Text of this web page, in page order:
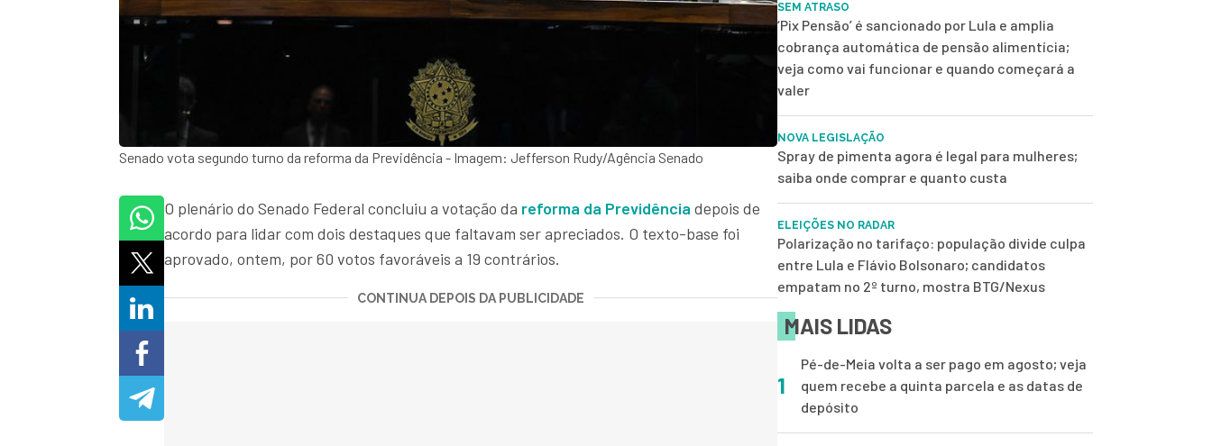
Senado vota segundo turno da reforma da Previdência - Imagem: Jefferson Rudy/Agência Senado
O plenário do Senado Federal concluiu a votação da reforma da Previdência depois de
acordo para lidar com dois destaques que faltavam ser apreciados. O texto-base foi
aprovado, ontem, por 60 votos favoráveis a 19 contrários.
CONTINUA DEPOIS DA PUBLICIDADE
SEM ATRASO
‘Pix Pensão’ é sancionado por Lula e amplia
cobrança automática de pensão alimentícia;
veja como vai funcionar e quando começará a
valer
NOVA LEGISLAÇÃO
Spray de pimenta agora é legal para mulheres;
saiba onde comprar e quanto custa
ELEIÇÕES NO RADAR
Polarização no tarifaço: população divide culpa
entre Lula e Flávio Bolsonaro; candidatos
empatam no 2º turno, mostra BTG/Nexus
MAIS LIDAS
1
Pé-de-Meia volta a ser pago em agosto; veja
quem recebe a quinta parcela e as datas de
depósito